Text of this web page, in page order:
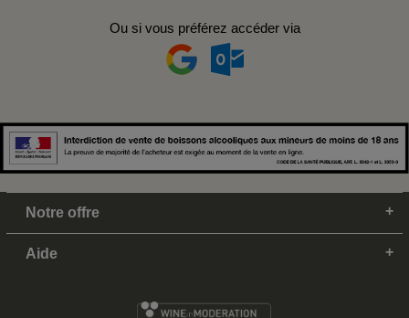
Ou si vous préférez accéder via
Notre offre
Aide